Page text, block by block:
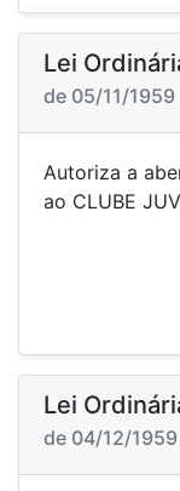
Lei
de 05/11/1959
Autoriza a
ao
Lei
de 04/12/1959